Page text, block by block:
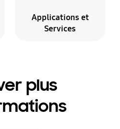
Applications et
Services
plus